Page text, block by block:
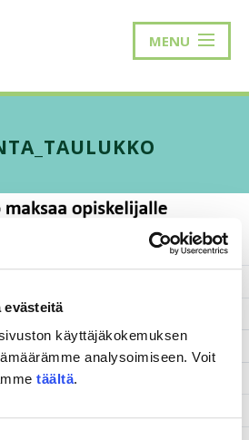
evästeitä
käyttäjäkokemuksen
analysoimiseen. Voit
täältä.
MENU